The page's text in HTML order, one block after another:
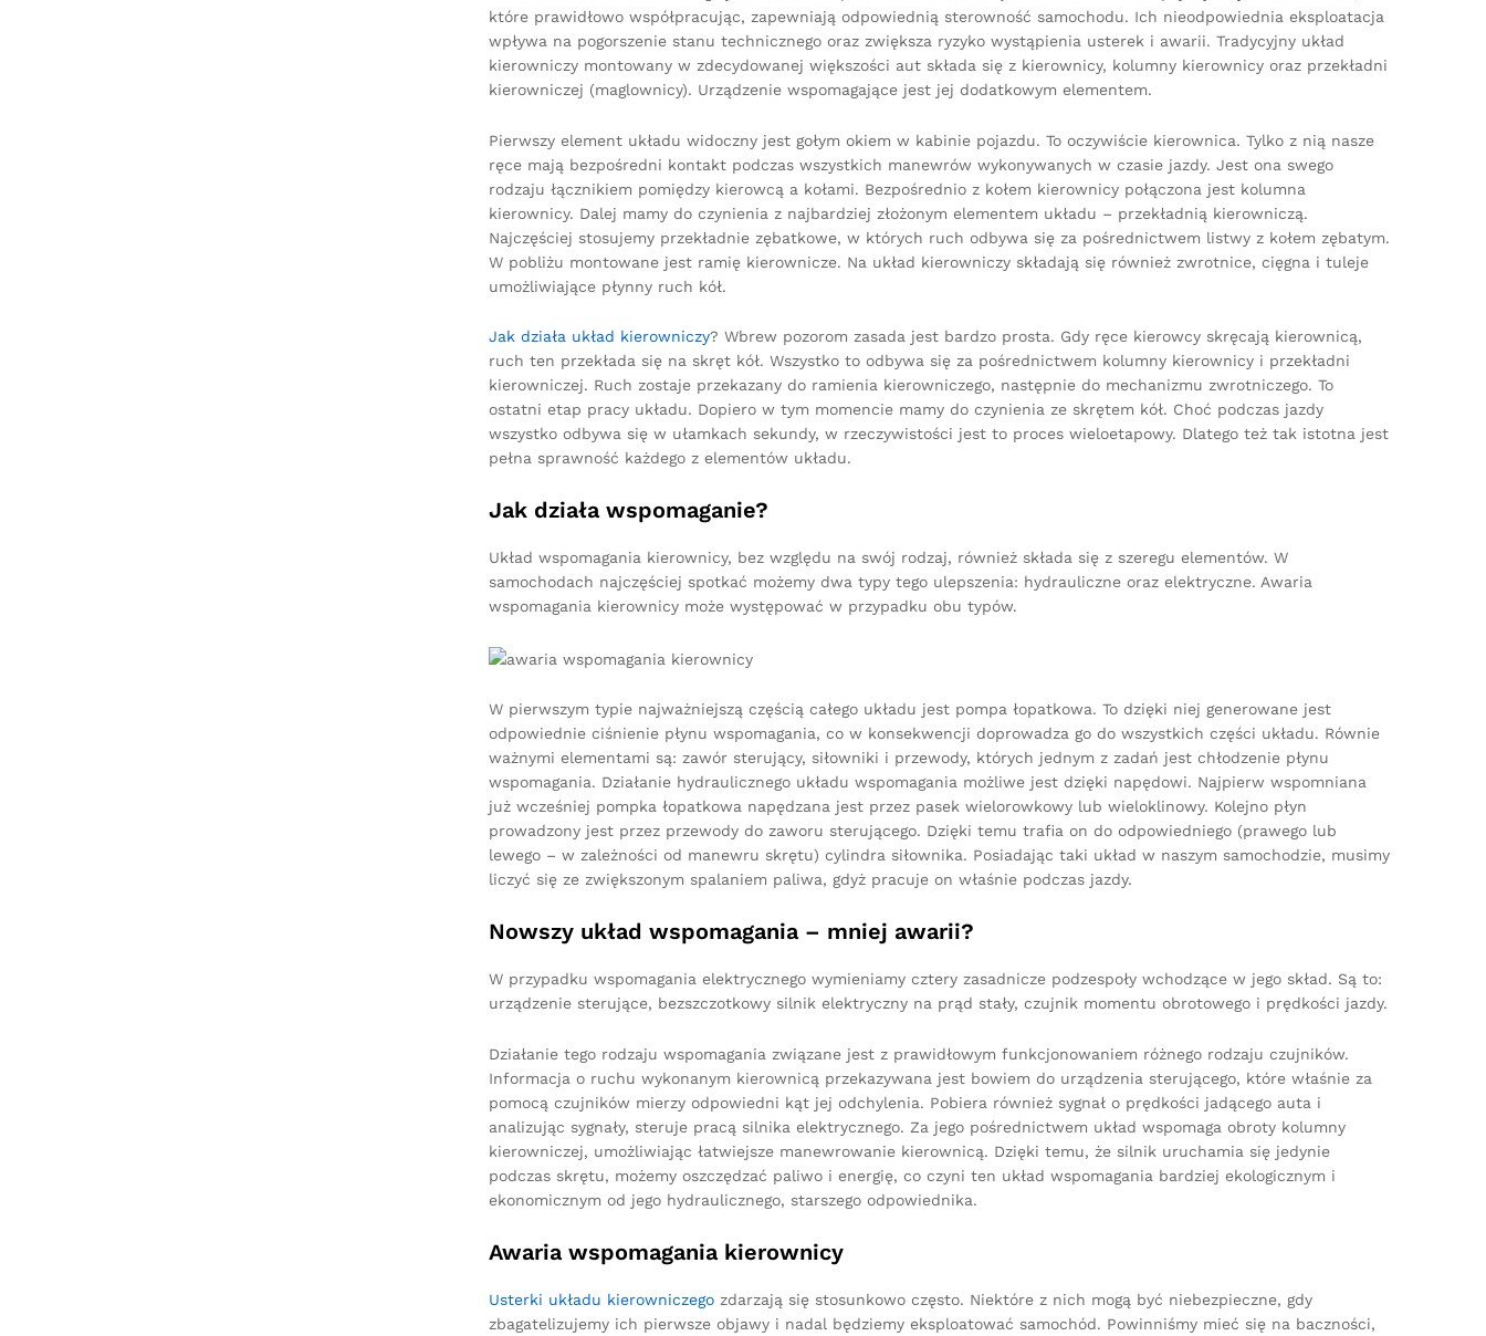
które prawidłowo współpracując, zapewniają odpowiednią sterowność samochodu. Ich nieodpowiednia eksploatacja
wpływa na pogorszenie stanu technicznego oraz zwiększa ryzyko wystąpienia usterek i awarii. Tradycyjny układ
kierowniczy montowany w zdecydowanej większości aut składa się z kierownicy, kolumny kierownicy oraz przekładni
kierowniczej (maglownicy). Urządzenie wspomagające jest jej dodatkowym elementem.
Pierwszy element układu widoczny jest gołym okiem w kabinie pojazdu. To oczywiście kierownica. Tylko z nią nasze
ręce mają bezpośredni kontakt podczas wszystkich manewrów wykonywanych w czasie jazdy. Jest ona swego
rodzaju łącznikiem pomiędzy kierowcą a kołami. Bezpośrednio z kołem kierownicy połączona jest kolumna
kierownicy. Dalej mamy do czynienia z najbardziej złożonym elementem układu – przekładnią kierowniczą.
Najczęściej stosujemy przekładnie zębatkowe, w których ruch odbywa się za pośrednictwem listwy z kołem zębatym.
W pobliżu montowane jest ramię kierownicze. Na układ kierowniczy składają się również zwrotnice, cięgna i tuleje
umożliwiające płynny ruch kół.
Jak działa układ kierowniczy? Wbrew pozorom zasada jest bardzo prosta. Gdy ręce kierowcy skręcają kierownicą,
ruch ten przekłada się na skręt kół. Wszystko to odbywa się za pośrednictwem kolumny kierownicy i przekładni
kierowniczej. Ruch zostaje przekazany do ramienia kierowniczego, następnie do mechanizmu zwrotniczego. To
ostatni etap pracy układu. Dopiero w tym momencie mamy do czynienia ze skrętem kół. Choć podczas jazdy
wszystko odbywa się w ułamkach sekundy, w rzeczywistości jest to proces wieloetapowy. Dlatego też tak istotna jest
pełna sprawność każdego z elementów układu.
Jak działa wspomaganie?
Układ wspomagania kierownicy, bez względu na swój rodzaj, również składa się z szeregu elementów. W
samochodach najczęściej spotkać możemy dwa typy tego ulepszenia: hydrauliczne oraz elektryczne. Awaria
wspomagania kierownicy może występować w przypadku obu typów.
W pierwszym typie najważniejszą częścią całego układu jest pompa łopatkowa. To dzięki niej generowane jest
odpowiednie ciśnienie płynu wspomagania, co w konsekwencji doprowadza go do wszystkich części układu. Równie
ważnymi elementami są: zawór sterujący, siłowniki i przewody, których jednym z zadań jest chłodzenie płynu
wspomagania. Działanie hydraulicznego układu wspomagania możliwe jest dzięki napędowi. Najpierw wspomniana
już wcześniej pompka łopatkowa napędzana jest przez pasek wielorowkowy lub wieloklinowy. Kolejno płyn
prowadzony jest przez przewody do zaworu sterującego. Dzięki temu trafia on do odpowiedniego (prawego lub
lewego – w zależności od manewru skrętu) cylindra siłownika. Posiadając taki układ w naszym samochodzie, musimy
liczyć się ze zwiększonym spalaniem paliwa, gdyż pracuje on właśnie podczas jazdy.
Nowszy układ wspomagania – mniej awarii?
W przypadku wspomagania elektrycznego wymieniamy cztery zasadnicze podzespoły wchodzące w jego skład. Są to:
urządzenie sterujące, bezszczotkowy silnik elektryczny na prąd stały, czujnik momentu obrotowego i prędkości jazdy.
Działanie tego rodzaju wspomagania związane jest z prawidłowym funkcjonowaniem różnego rodzaju czujników.
Informacja o ruchu wykonanym kierownicą przekazywana jest bowiem do urządzenia sterującego, które właśnie za
pomocą czujników mierzy odpowiedni kąt jej odchylenia. Pobiera również sygnał o prędkości jadącego auta i
analizując sygnały, steruje pracą silnika elektrycznego. Za jego pośrednictwem układ wspomaga obroty kolumny
kierowniczej, umożliwiając łatwiejsze manewrowanie kierownicą. Dzięki temu, że silnik uruchamia się jedynie
podczas skrętu, możemy oszczędzać paliwo i energię, co czyni ten układ wspomagania bardziej ekologicznym i
ekonomicznym od jego hydraulicznego, starszego odpowiednika.
Awaria wspomagania kierownicy
Usterki układu kierowniczego zdarzają się stosunkowo często. Niektóre z nich mogą być niebezpieczne, gdy
zbagatelizujemy ich pierwsze objawy i nadal będziemy eksploatować samochód. Powinniśmy mieć się na baczności,